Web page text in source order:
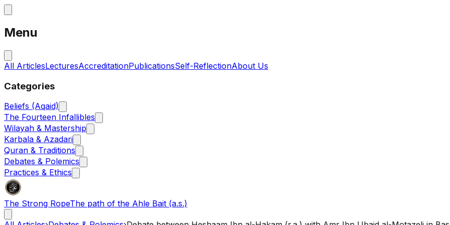
Menu
All ArticlesLecturesAccreditationPublicationsSelf-ReflectionAbout Us
Categories
Beliefs (Aqaid)
The Fourteen Infallibles
Wilayah & Mastership
Karbala & Azadari
Quran & Traditions
Debates & Polemics
Practices & Ethics
The Strong RopeThe path of the Ahle Bait (a.s.)